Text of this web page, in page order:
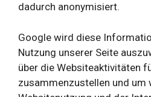
dadurch anonymisiert.
Google wird diese
Nutzung unserer Seite
über die Websiteaktivitäten
zusammenzustellen und um